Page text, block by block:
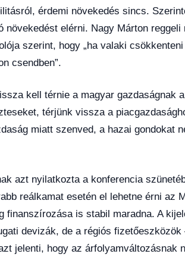
érdemi növekedés sincs.
növekedést elérni. Nagy Márton
szerint, hogy „ha valaki
csendben”.
kell térnie a magyar gazdaságnak
térjünk vissza a
miatt szenved, a hazai gondokat
azt nyilatkozta a konferencia
reálkamat esetén el lehetne érni az
finanszírozása is stabil maradna. A
devizák, de a régiós fizetőeszközök
jelenti, hogy az árfolyamváltozásnak